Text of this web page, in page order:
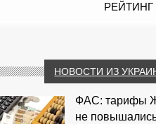
НОВОСТИ ИЗ
ФАС: тарифы
не